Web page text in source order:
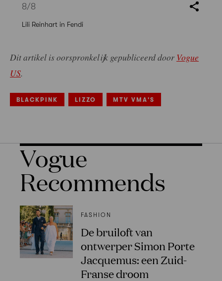
8/8
Lili Reinhart in Fendi
Dit artikel is oorspronkelijk gepubliceerd door Vogue
US.
BLACKPINK LIZZO MTV VMA'S
Vogue
Recommends
FASHION
De bruiloft van
ontwerper Simon Porte
Jacquemus: een Zuid-
Franse droom